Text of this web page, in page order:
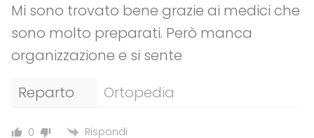
Mi sono trovato bene grazie ai medici che
sono molto preparati. Però manca
organizzazione e si sente
Reparto
Ortopedia
0 Rispondi